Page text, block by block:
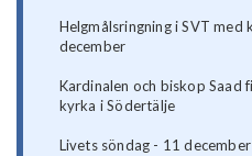
Helgmålsringning i SVT
december
Kardinalen och biskop Saad
kyrka i Södertälje
Livets söndag - 11 december